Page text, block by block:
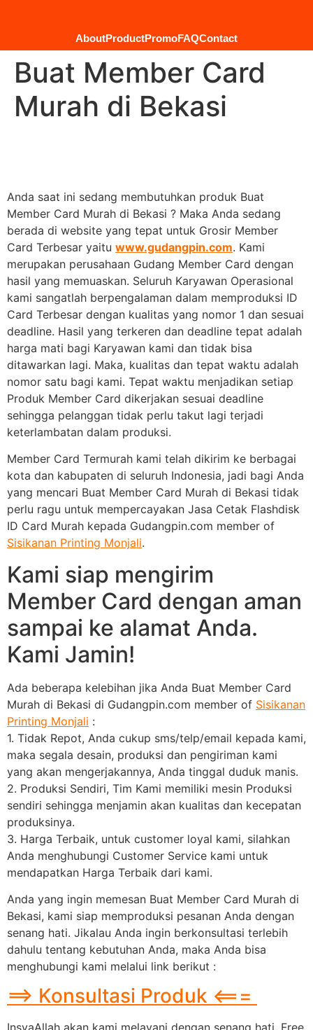
AboutProductPromoFAQContact
Buat Member Card
Murah di Bekasi
Anda saat ini sedang membutuhkan produk Buat
Member Card Murah di Bekasi ? Maka Anda sedang
berada di website yang tepat untuk Grosir Member
Card Terbesar yaitu www.gudangpin.com. Kami
merupakan perusahaan Gudang Member Card dengan
hasil yang memuaskan. Seluruh Karyawan Operasional
kami sangatlah berpengalaman dalam memproduksi ID
Card Terbesar dengan kualitas yang nomor 1 dan sesuai
deadline. Hasil yang terkeren dan deadline tepat adalah
harga mati bagi Karyawan kami dan tidak bisa
ditawarkan lagi. Maka, kualitas dan tepat waktu adalah
nomor satu bagi kami. Tepat waktu menjadikan setiap
Produk Member Card dikerjakan sesuai deadline
sehingga pelanggan tidak perlu takut lagi terjadi
keterlambatan dalam produksi.
Member Card Termurah kami telah dikirim ke berbagai
kota dan kabupaten di seluruh Indonesia, jadi bagi Anda
yang mencari Buat Member Card Murah di Bekasi tidak
perlu ragu untuk mempercayakan Jasa Cetak Flashdisk
ID Card Murah kepada Gudangpin.com member of
Sisikanan Printing Monjali.
Kami siap mengirim
Member Card dengan aman
sampai ke alamat Anda.
Kami Jamin!
Ada beberapa kelebihan jika Anda Buat Member Card
Murah di Bekasi di Gudangpin.com member of Sisikanan
Printing Monjali :
1. Tidak Repot, Anda cukup sms/telp/email kepada kami,
maka segala desain, produksi dan pengiriman kami
yang akan mengerjakannya, Anda tinggal duduk manis.
2. Produksi Sendiri, Tim Kami memiliki mesin Produksi
sendiri sehingga menjamin akan kualitas dan kecepatan
produksinya.
3. Harga Terbaik, untuk customer loyal kami, silahkan
Anda menghubungi Customer Service kami untuk
mendapatkan Harga Terbaik dari kami.
Anda yang ingin memesan Buat Member Card Murah di
Bekasi, kami siap memproduksi pesanan Anda dengan
senang hati. Jikalau Anda ingin berkonsultasi terlebih
dahulu tentang kebutuhan Anda, maka Anda bisa
menghubungi kami melalui link berikut :
==> Konsultasi Produk <===